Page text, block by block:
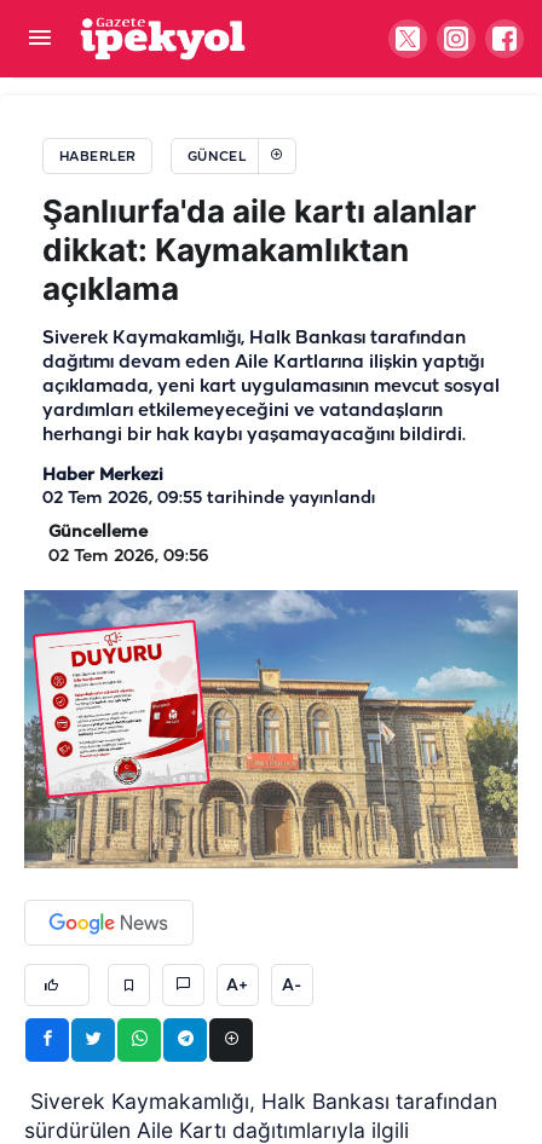
HABERLER GÜNCEL
Şanlıurfa'da aile kartı alanlar
dikkat: Kaymakamlıktan
açıklama
Siverek Kaymakamlığı, Halk Bankası tarafından
dağıtımı devam eden Aile Kartlarına ilişkin yaptığı
açıklamada, yeni kart uygulamasının mevcut sosyal
yardımları etkilemeyeceğini ve vatandaşların
herhangi bir hak kaybı yaşamayacağını bildirdi.
Haber Merkezi
02 Tem 2026, 09:55 tarihinde yayınlandı
Güncelleme
02 Tem 2026, 09:56
A+ A-
Siverek Kaymakamlığı, Halk Bankası tarafından
sürdürülen Aile Kartı dağıtımlarıyla ilgili
“Vay kralsın” demişti! Şanlıurfalı genç ile Suat